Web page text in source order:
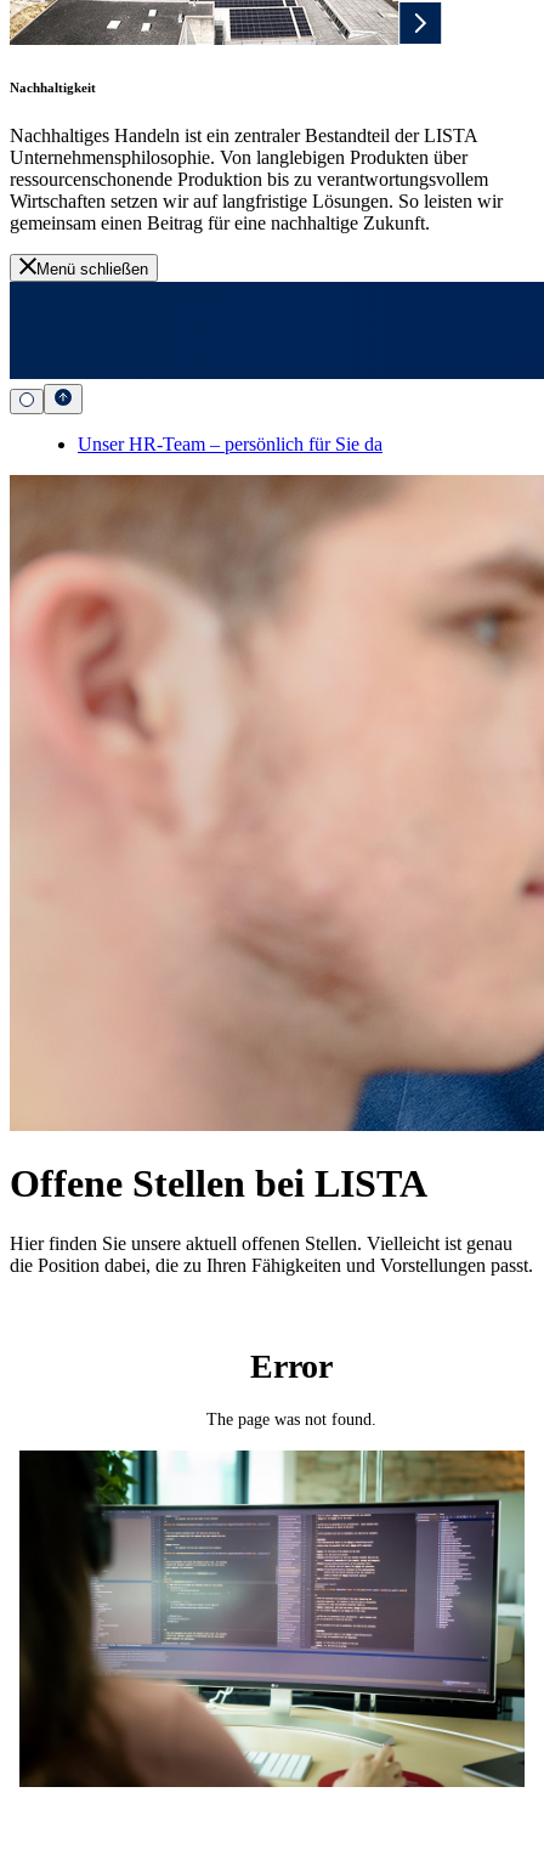
Nachhaltigkeit
Nachhaltiges Handeln ist ein zentraler Bestandteil der LISTA
Unternehmensphilosophie. Von langlebigen Produkten über
ressourcenschonende Produktion bis zu verantwortungsvollem
Wirtschaften setzen wir auf langfristige Lösungen. So leisten wir
gemeinsam einen Beitrag für eine nachhaltige Zukunft.
Menü schließen
Unser HR-Team – persönlich für Sie da
Offene Stellen bei LISTA
Hier finden Sie unsere aktuell offenen Stellen. Vielleicht ist genau
die Position dabei, die zu Ihren Fähigkeiten und Vorstellungen passt.